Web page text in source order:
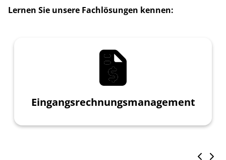
Lernen Sie unsere Fachlösungen kennen:
Eingangsrechnungsmanagement